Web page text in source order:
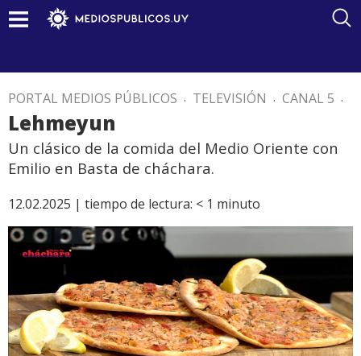
PORTAL MEDIOS PÚBLICOS . TELEVISIÓN . CANAL 5 .
Lehmeyun
Un clásico de la comida del Medio Oriente con
Emilio en Basta de cháchara.
12.02.2025 | tiempo de lectura: < 1 minuto